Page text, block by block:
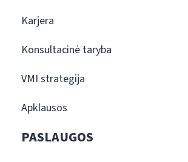
Karjera
Konsultacinė taryba
VMI strategija
Apklausos
PASLAUGOS